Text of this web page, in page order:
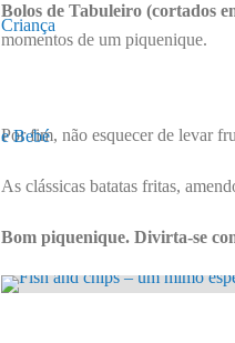
Bolos de Tabuleiro (cortados
momentos de um piquenique.
Por fim, não esquecer de levar
As clássicas batatas fritas,
Bom piquenique. Divirta-se